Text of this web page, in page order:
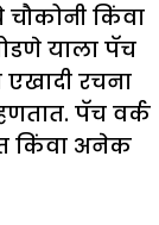
किंवा
याला पॅच
रचना
पॅच वर्क
किंवा अनेक